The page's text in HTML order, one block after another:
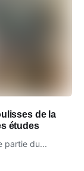
de la
études
partie du...